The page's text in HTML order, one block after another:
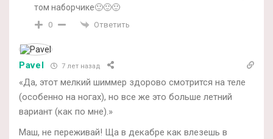
том наборчике🙂🙂🙂
0 Ответить
Pavel 7 лет назад
«Да, этот мелкий шиммер здорово смотрится на теле
(особенно на ногах), но все же это больше летний
вариант (как по мне).»
Маш, не переживай! Ща в декабре как влезешь в